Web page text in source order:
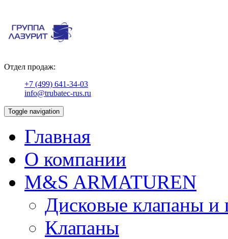
Отдел продаж:
+7 (499) 641-34-03
info@trubatec-rus.ru
Toggle navigation
Главная
О компании
М&S ARMATUREN
Дисковые клапаны
Клапаны